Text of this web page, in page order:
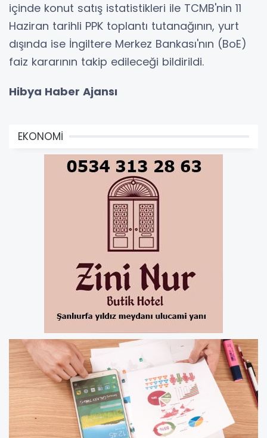
içinde konut satış istatistikleri ile TCMB'nin 11
Haziran tarihli PPK toplantı tutanağının, yurt
dışında ise İngiltere Merkez Bankası'nın (BoE)
faiz kararının takip edileceği bildirildi.
Hibya Haber Ajansı
EKONOMİ